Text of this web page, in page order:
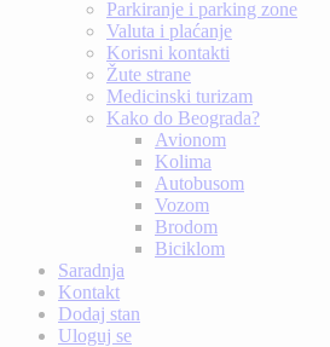
Parkiranje i parking zone
Valuta i plaćanje
Korisni kontakti
Žute strane
Medicinski turizam
Kako do Beograda?
Avionom
Kolima
Autobusom
Vozom
Brodom
Biciklom
Saradnja
Kontakt
Dodaj stan
Uloguj se